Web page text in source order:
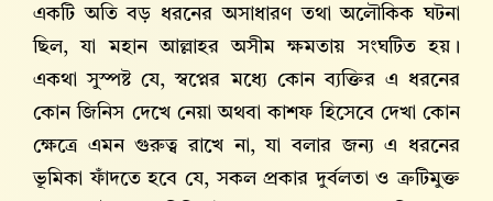
একটি অতি বড় ধরনের অসাধারণ তথা অলৌকিক ঘটনা
ছিল, যা মহান আল্লাহর অসীম ক্ষমতায় সংঘটিত হয়।
একথা সুস্পষ্ট যে, স্বপ্নের মধ্যে কোন ব্যক্তির এ ধরনের
কোন জিনিস দেখে নেয়া অথবা কাশফ হিসেবে দেখা কোন
ক্ষেত্রে এমন গুরুত্ব রাখে না, যা বলার জন্য এ ধরনের
ভূমিকা ফাঁদতে হবে যে, সকল প্রকার দুর্বলতা ও ত্রুটিমুক্ত